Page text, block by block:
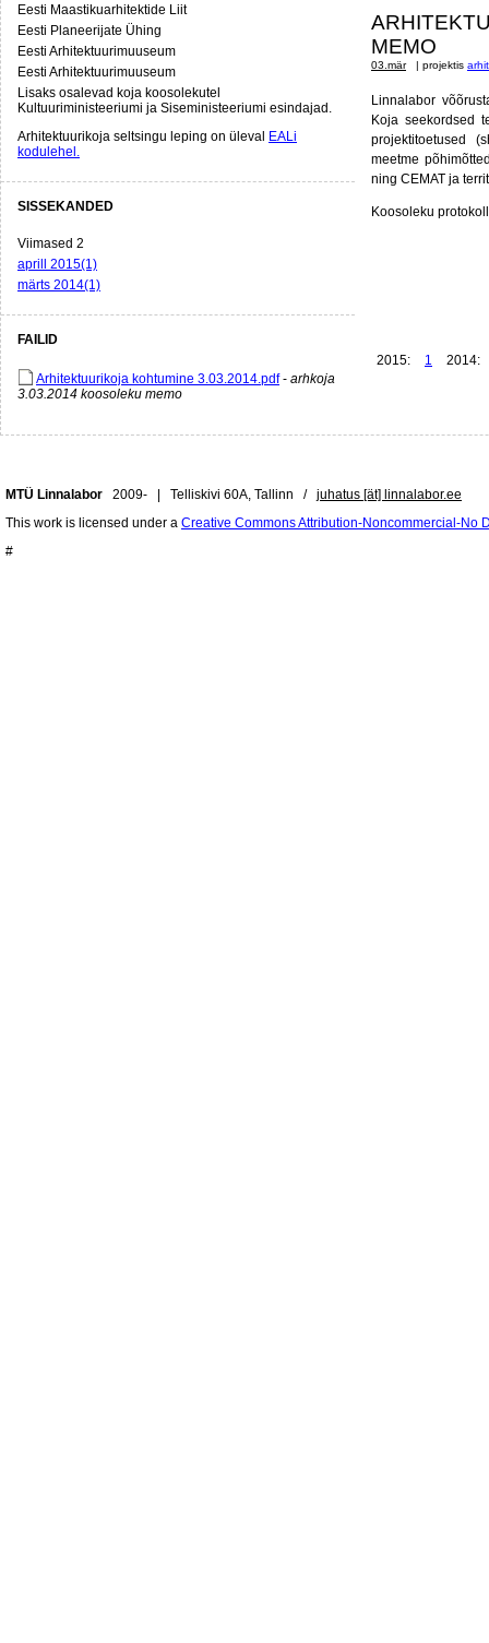
Eesti Maastikuarhitektide Liit
Eesti Planeerijate Ühing
Eesti Arhitektuurimuuseum
Eesti Arhitektuurimuuseum
Lisaks osalevad koja koosolekutel
Kultuuriministeeriumi ja Siseministeeriumi esindajad.
Arhitektuurikoja seltsingu leping on üleval EALi
kodulehel.
SISSEKANDED
Viimased 2
aprill 2015(1)
märts 2014(1)
FAILID
Arhitektuurikoja kohtumine 3.03.2014.pdf- arhkoja
3.03.2014 koosoleku memo
MEMO
03.mär| projektis
Linnalabor
Koja seekordsed
projektitoetused
meetme
ning CEMAT ja
Koosoleku
2015: 1 2014:
MTÜ Linnalabor 2009- | Telliskivi 60A, Tallinn / juhatus [ät] linnalabor.ee
This work is licensed under a Creative Commons Attribution-Noncommercial-No
#